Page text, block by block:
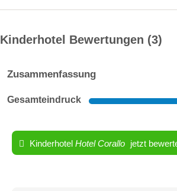
Kinderhotel Bewertungen 3
Zusammenfassung
Gesamteindruck
Kinderhotel Hotel Corallo jetzt